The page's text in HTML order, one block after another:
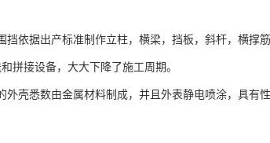
挡依据出产标准制作立柱，横梁，挡板，斜杆，横撑
拼接设备，大大下降了施工周期。
外壳悉数由金属材料制成，并且外表静电喷涂，具有